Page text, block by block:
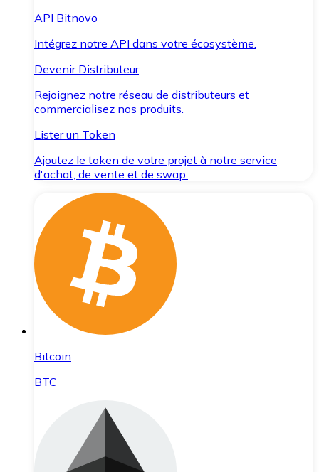
API Bitnovo
Intégrez notre API dans votre écosystème.
Devenir Distributeur
Rejoignez notre réseau de distributeurs et
commercialisez nos produits.
Lister un Token
Ajoutez le token de votre projet à notre service
d'achat, de vente et de swap.
Bitcoin
BTC